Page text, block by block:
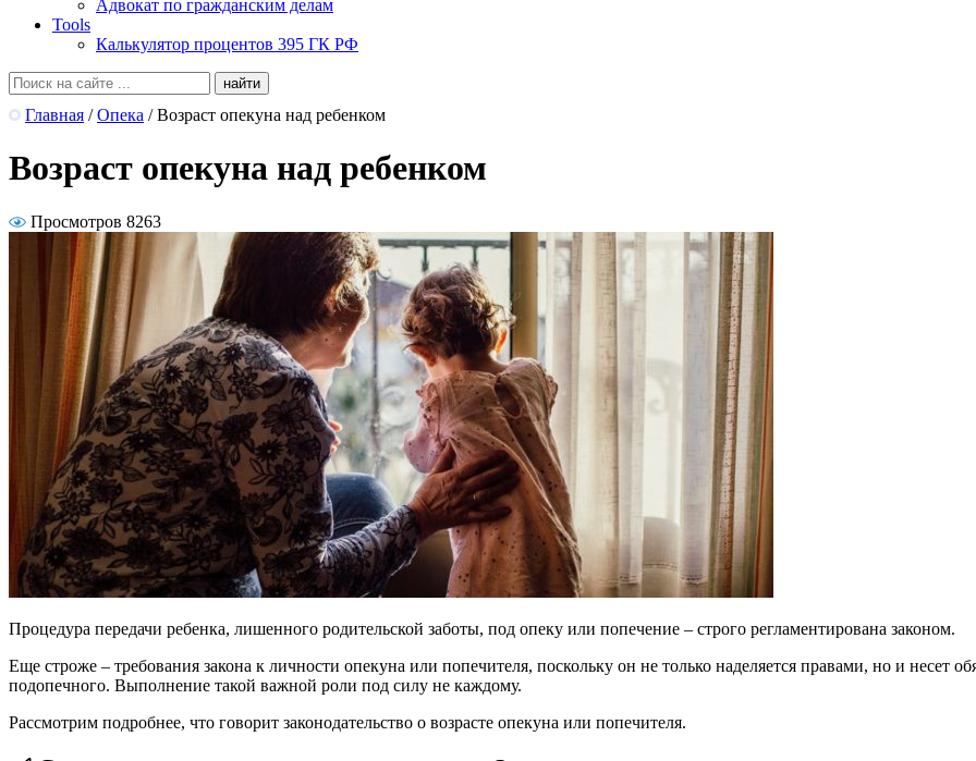
Адвокат по гражданским делам
Tools
Калькулятор процентов 395 ГК РФ
Главная / Опека / Возраст опекуна над ребенком
Возраст опекуна над ребенком
Просмотров 8263
Процедура передачи ребенка, лишенного родительской заботы, под опеку или попечение – строго регламентирована законом.
Еще строже – требования закона к личности опекуна или попечителя, поскольку он не только наделяется правами, но и несет
подопечного. Выполнение такой важной роли под силу не каждому.
Рассмотрим подробнее, что говорит законодательство о возрасте опекуна или попечителя.